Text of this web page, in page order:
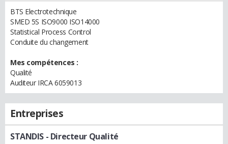
BTS Electrotechnique
SMED 5S ISO9000 ISO14000
Statistical Process Control
Conduite du changement
Mes compétences :
Qualité
Auditeur IRCA 6059013
Entreprises
STANDIS - Directeur Qualité